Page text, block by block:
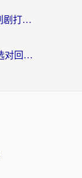
人在韩国，怎么用中国的加速器刷剧打游戏？这份真实体验指南给你答案
海外党必看：手机VPN下载+3步选对回国加速器，无缝刷国内资源不再愁